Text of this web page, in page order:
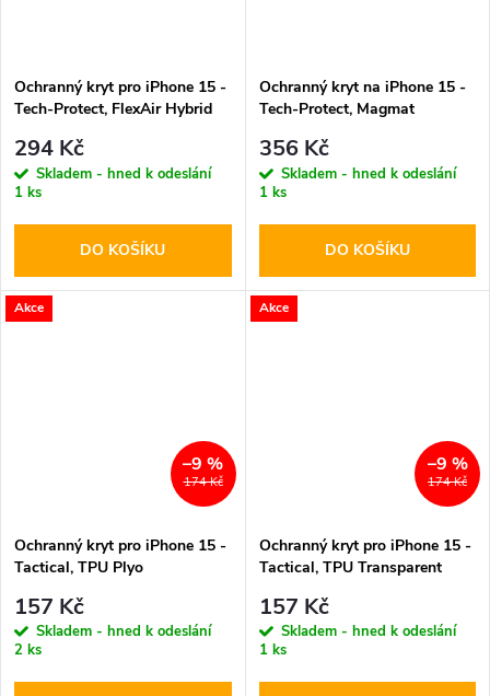
Ochranný kryt pro iPhone 15 -
Tech-Protect, FlexAir Hybrid
294 Kč
Skladem - hned k odeslání
1 ks
DO KOŠÍKU
Ochranný kryt na iPhone 15 -
Tech-Protect, Magmat
356 Kč
Skladem - hned k odeslání
1 ks
DO KOŠÍKU
Akce
174 Kč
–9 %
Ochranný kryt pro iPhone 15 -
Tactical, TPU Plyo
157 Kč
Skladem - hned k odeslání
2 ks
Akce
174 Kč
–9 %
Ochranný kryt pro iPhone 15 -
Tactical, TPU Transparent
157 Kč
Skladem - hned k odeslání
1 ks